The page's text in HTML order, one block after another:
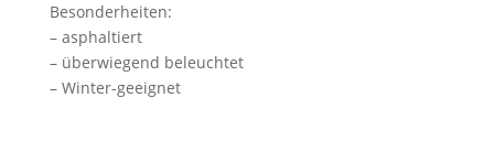
Besonderheiten:
– asphaltiert
– überwiegend beleuchtet
– Winter-geeignet